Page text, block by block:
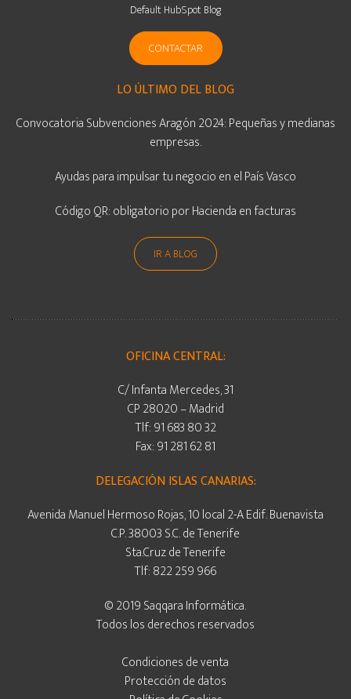
Default HubSpot Blog
CONTACTAR
LO ÚLTIMO DEL BLOG
Convocatoria Subvenciones Aragón 2024: Pequeñas y medianas
empresas.
Ayudas para impulsar tu negocio en el País Vasco
Código QR: obligatorio por Hacienda en facturas
IR A BLOG
OFICINA CENTRAL:
C/ Infanta Mercedes, 31
CP 28020 – Madrid
Tlf: 91 683 80 32
Fax: 91 281 62 81
DELEGACIÓN ISLAS CANARIAS:
Avenida Manuel Hermoso Rojas, 10 local 2-A Edif. Buenavista
C.P. 38003 S.C. de Tenerife
Sta.Cruz de Tenerife
Tlf: 822 259 966
© 2019 Saqqara Informática.
Todos los derechos reservados
Condiciones de venta
Protección de datos